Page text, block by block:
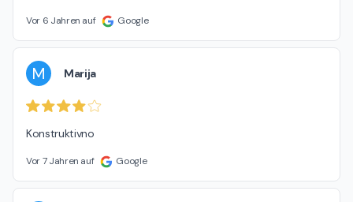
Vor 6 Jahren auf Google
M Marija
Konstruktivno
Vor 7 Jahren auf Google